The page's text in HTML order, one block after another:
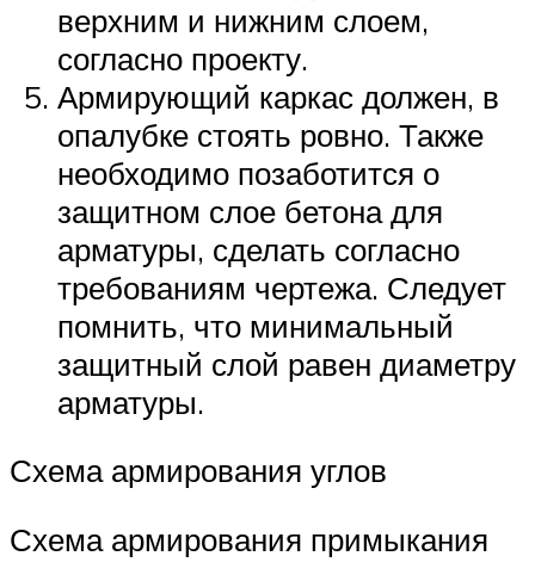
верхним и нижним слоем,
согласно проекту.
Армирующий каркас должен, в
опалубке стоять ровно. Также
необходимо позаботится о
защитном слое бетона для
арматуры, сделать согласно
требованиям чертежа. Следует
помнить, что минимальный
защитный слой равен диаметру
арматуры.
Схема армирования углов
Схема армирования примыкания